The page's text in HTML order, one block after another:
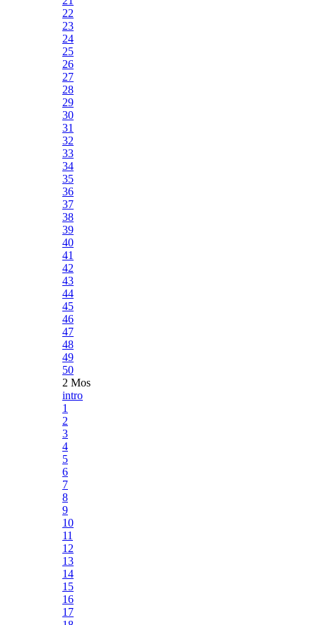
22
23
24
25
26
27
28
29
30
31
32
33
34
35
36
37
38
39
40
41
42
43
44
45
46
47
48
49
50
2 Mos
intro
1
2
3
4
5
6
7
8
9
10
11
12
13
14
15
16
17